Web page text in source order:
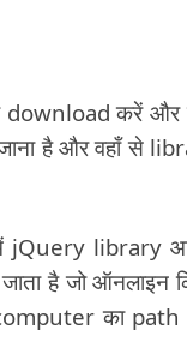
download करें और
है और वहाँ से
jQuery library
है जो ऑनलाइन
का path